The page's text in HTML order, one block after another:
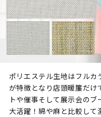
ポリエステル生地はフルカ
が特徴となり店頭暖簾だけ
トや催事そして展示会の
大活躍！綿や麻と比較して